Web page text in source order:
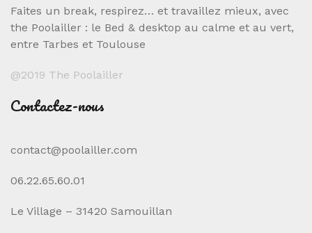
Faites un break, respirez… et travaillez mieux, avec
the Poolailler : le Bed & desktop au calme et au vert,
entre Tarbes et Toulouse
@2019 The Poolailler
Contactez-nous
contact@poolailler.com
06.22.65.60.01
Le Village – 31420 Samouillan